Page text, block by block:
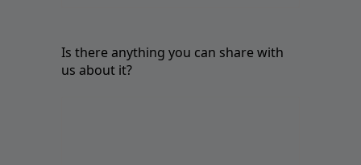
Is there anything you can share with
us about it?